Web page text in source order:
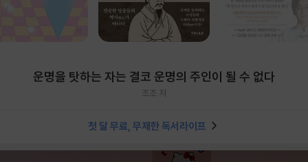
운명을 탓하는 자는 결코 운명의 주인이 될 수 없다
조조 저
첫 달 무료, 무제한 독서라이프